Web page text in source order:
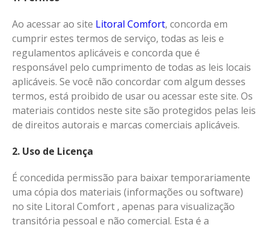
Ao acessar ao site Litoral Comfort, concorda em
cumprir estes termos de serviço, todas as leis e
regulamentos aplicáveis ​​e concorda que é
responsável pelo cumprimento de todas as leis locais
aplicáveis. Se você não concordar com algum desses
termos, está proibido de usar ou acessar este site. Os
materiais contidos neste site são protegidos pelas leis
de direitos autorais e marcas comerciais aplicáveis.
2. Uso de Licença
É concedida permissão para baixar temporariamente
uma cópia dos materiais (informações ou software)
no site Litoral Comfort , apenas para visualização
transitória pessoal e não comercial. Esta é a